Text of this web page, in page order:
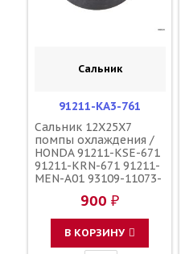
Сальник
91211-KA3-761
Сальник 12X25X7
помпы охлаждения /
HONDA 91211-KSE-671
91211-KRN-671 91211-
MEN-A01 93109-11073-
900 ₽
В КОРЗИНУ